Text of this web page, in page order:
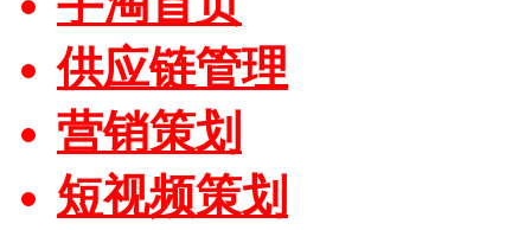
供应链管理
营销策划
短视频策划